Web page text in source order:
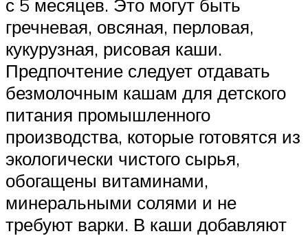
с 5 месяцев. Это могут быть
гречневая, овсяная, перловая,
кукурузная, рисовая каши.
Предпочтение следует отдавать
безмолочным кашам для детского
питания промышленного
производства, которые готовятся из
экологически чистого сырья,
обогащены витаминами,
минеральными солями и не
требуют варки. В каши добавляют